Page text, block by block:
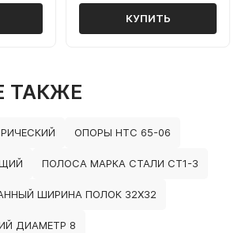
КУПИТЬ
ТАКЖЕ
ОПОРЫ НТС 65-06
ПОЛОСА МАРКА СТАЛИ СТ1-3
ШИРИНА ПОЛОК 32Х32
ДИАМЕТР 8